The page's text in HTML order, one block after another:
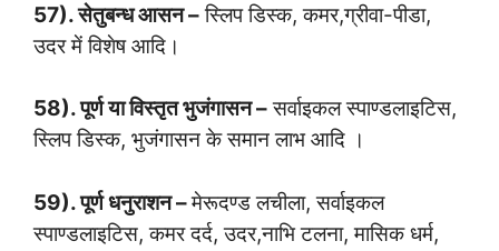
57). सेतुबन्ध आसन –स्लिप डिस्क, कमर,ग्रीवा-पीडा,
उदर में विशेष आदि।
58). पूर्ण या विस्तृत भुजंगासन –सर्वाइकल स्पाण्डलाइटिस,
स्लिप डिस्क, भुजंगासन के समान लाभ आदि ।
59). पूर्ण धनुराशन –मेरूदण्ड लचीला, सर्वाइकल
स्पाण्डलाइटिस, कमर दर्द, उदर,नाभि टलना, मासिक धर्म,